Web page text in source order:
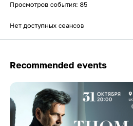
Просмотров события: 85
Нет доступных сеансов
Recommended events